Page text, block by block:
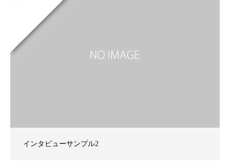
インタビューサンプル2